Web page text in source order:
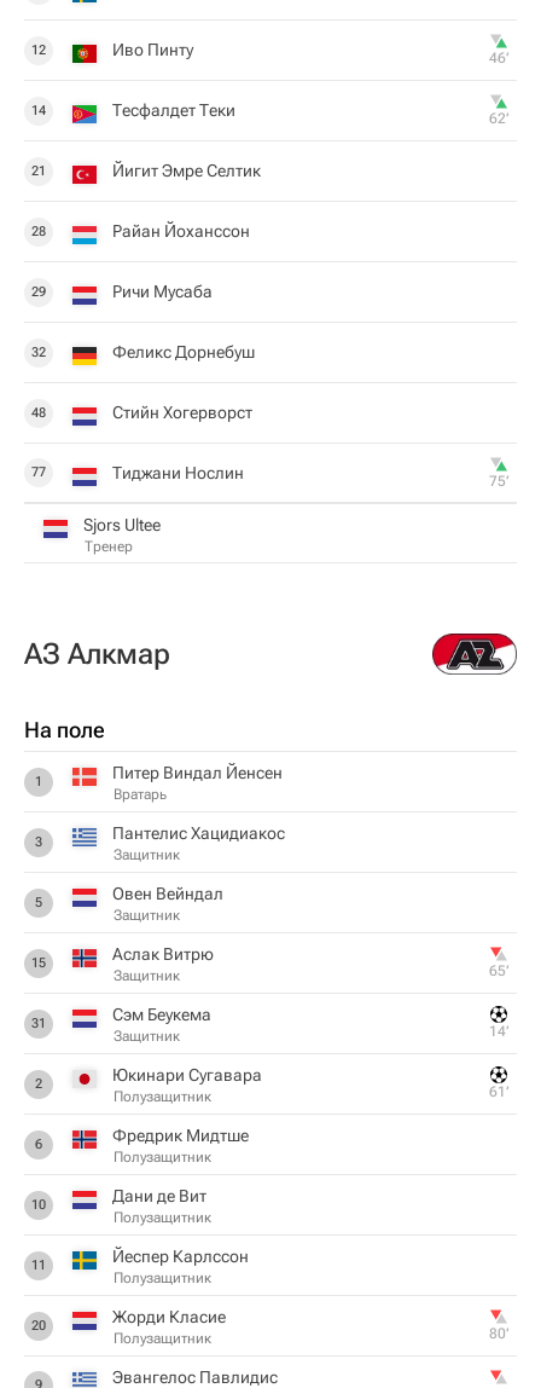
12 Иво Пинту 46‎’‎
14 Тесфалдет Теки 62‎’‎
21 Йигит Эмре Селтик
28 Райан Йоханссон
29 Ричи Мусаба
32 Феликс Дорнебуш
48 Стийн Хогерворст
77 Тиджани Нослин 75‎’‎
Sjors Ultee
Тренер
АЗ Алкмар
На поле
1 Питер Виндал Йенсен
Вратарь
3 Пантелис Хацидиакос
Защитник
5 Овен Вейндал
Защитник
15 Аслак Витрю
Защитник 65‎’‎
31 Сэм Беукема
Защитник 14‎’‎
2 Юкинари Сугавара
Полузащитник 61‎’‎
6 Фредрик Мидтше
Полузащитник
10 Дани де Вит
Полузащитник
11 Йеспер Карлссон
Полузащитник
20 Жорди Класие
Полузащитник 80‎’‎
Эвангелос Павлидис